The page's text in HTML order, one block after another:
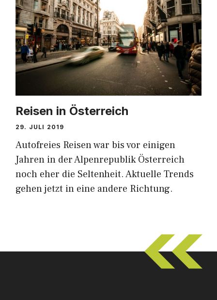
Reisen in Österreich
29. JULI 2019
Autofreies Reisen war bis vor einigen
Jahren in der Alpenrepublik Österreich
noch eher die Seltenheit. Aktuelle Trends
gehen jetzt in eine andere Richtung.